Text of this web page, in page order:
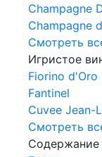
Champagne
Champagne
Смотреть
Игристое
Fiorino d'Oro
Fantinel
Cuvee Jean-
Смотреть
Содержание